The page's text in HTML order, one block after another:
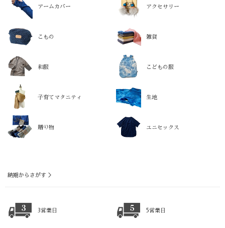
アームカバー アクセサリー
こもの 雑貨
和服 こどもの服
子育てマタニティ 生地
贈り物 ユニセックス
納期からさがす ＞
3営業日 5営業日